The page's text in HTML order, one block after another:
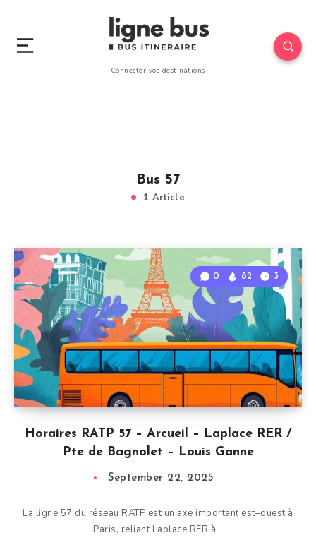
Connecter vos destinations
Bus 57
1 Article
Horaires RATP 57 – Arcueil – Laplace RER /
Pte de Bagnolet – Louis Ganne
0 82 3
September 22, 2025
La ligne 57 du réseau RATP est un axe important est–ouest à
Paris, reliant Laplace RER à…